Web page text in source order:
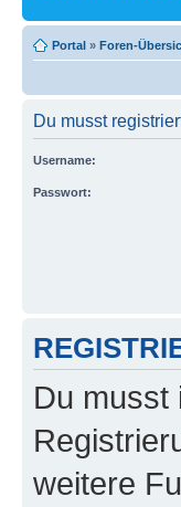
Portal » Foren-
Du musst
Username:
Passwort:
Du musst
weitere